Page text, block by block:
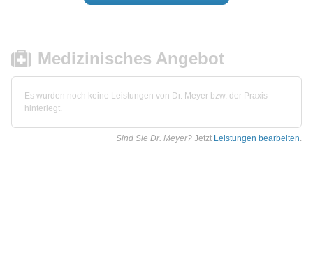
Medizinisches Angebot
Es wurden noch keine Leistungen von Dr. Meyer bzw. der Praxis
hinterlegt.
Sind Sie Dr. Meyer? Jetzt Leistungen bearbeiten.